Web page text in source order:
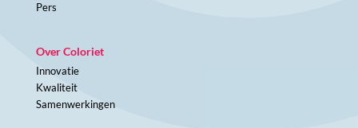
Pers
Over Coloriet
Innovatie
Kwaliteit
Samenwerkingen